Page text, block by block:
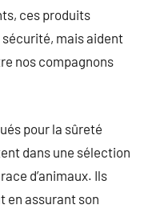
ces produits
mais aident
nos compagnons
pour la sûreté
dans une sélection
d’animaux. Ils
en assurant son